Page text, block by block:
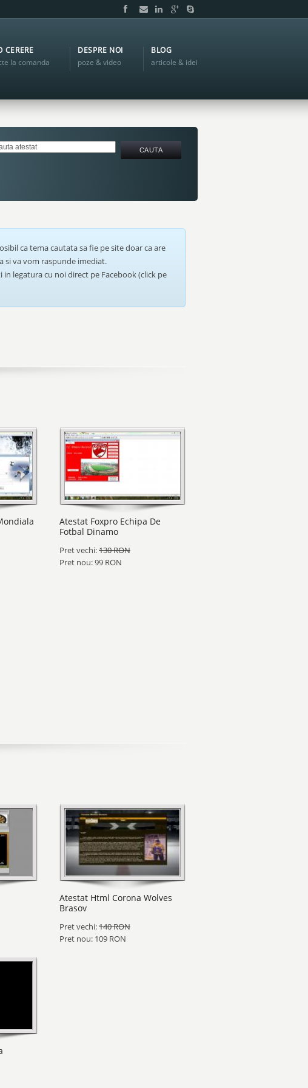
CERERE
la comanda
DESPRE NOI
poze & video
BLOG
articole & idei
ca tema cautata sa fie pe site doar ca are
si va vom raspunde imediat.
legatura cu noi direct pe Facebook (click pe
Atestat Foxpro Echipa De
Fotbal Dinamo
Pret vechi:130 RON
Pret nou: 99 RON
Atestat Html Corona Wolves
Brasov
Pret vechi:140 RON
Pret nou: 109 RON